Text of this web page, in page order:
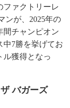
ファクトリーレ
ンが、2025年の
間チャンピオン
中7勝を挙げてお
ル獲得となっ
バガーズ